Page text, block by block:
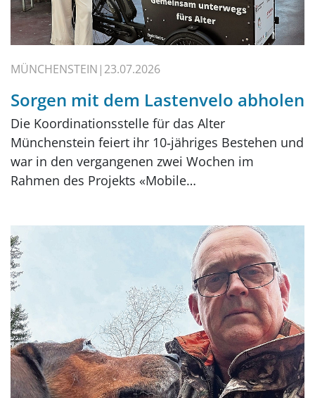
MÜNCHENSTEIN 23.07.2026
Sorgen mit dem Lastenvelo abholen
Die Koordinationsstelle für das Alter
Münchenstein feiert ihr 10‑jähriges Bestehen und
war in den vergangenen zwei Wochen im
Rahmen des Projekts «Mobile…